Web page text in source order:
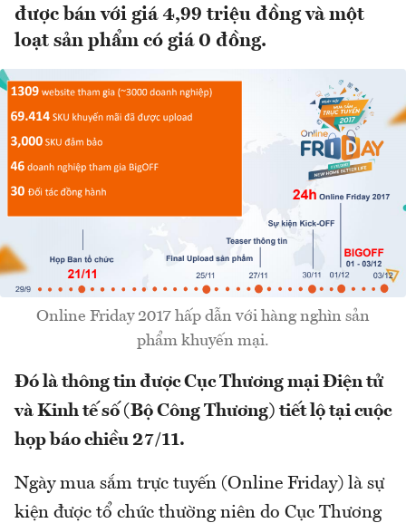
được bán với giá 4,99 triệu đồng và một
loạt sản phẩm có giá 0 đồng.
Online Friday 2017 hấp dẫn với hàng nghìn sản
phẩm khuyến mại.
Đó là thông tin được Cục Thương mại Điện tử
và Kinh tế số (Bộ Công Thương) tiết lộ tại cuộc
họp báo chiều 27/11.
Ngày mua sắm trực tuyến (Online Friday) là sự
kiện được tổ chức thường niên do Cục Thương